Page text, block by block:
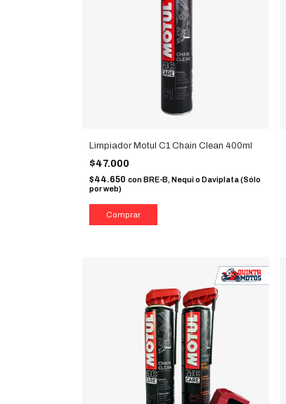
Limpiador Motul C1 Chain Clean 400ml
$47.000
$44.650 con BRE-B, Nequi o Daviplata (Sólo
por web)